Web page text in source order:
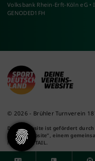
Volksbank Rhein-Erft-Köln eG •
GENODED1FH
© 2026 - Brühler Turnverein
Diese Website ist gefördert
Vereinswebsite” , einem
NETZCOCKTAIL.